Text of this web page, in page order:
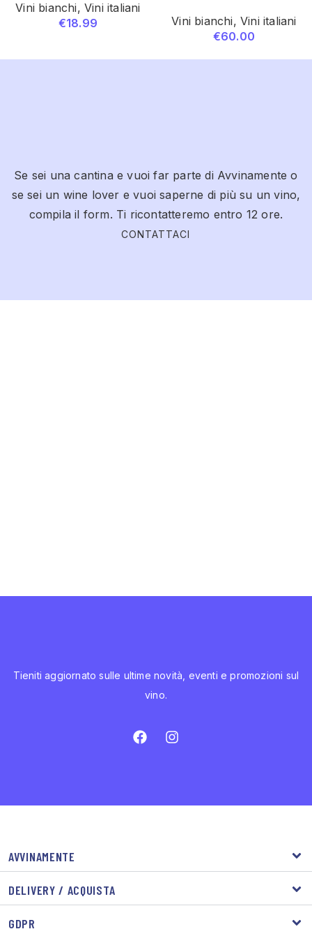
Vini bianchi,Vini italiani
€18.99 Vini bianchi,Vini italiani
€60.00
Se sei una cantina e vuoi far parte di Avvinamente o
se sei un wine lover e vuoi saperne di più su un vino,
compila il form. Ti ricontatteremo entro 12 ore.
CONTATTACI
Tieniti aggiornato sulle ultime novità, eventi e promozioni sul
vino.
AVVINAMENTE
DELIVERY / ACQUISTA
GDPR